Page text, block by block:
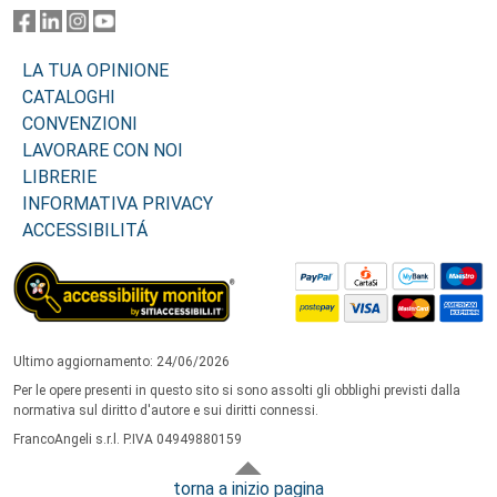
LA TUA OPINIONE
CATALOGHI
CONVENZIONI
LAVORARE CON NOI
LIBRERIE
INFORMATIVA PRIVACY
ACCESSIBILITÁ
Ultimo aggiornamento: 24/06/2026
Per le opere presenti in questo sito si sono assolti gli obblighi previsti dalla
normativa sul diritto d'autore e sui diritti connessi.
FrancoAngeli s.r.l. P.IVA 04949880159
torna a inizio pagina